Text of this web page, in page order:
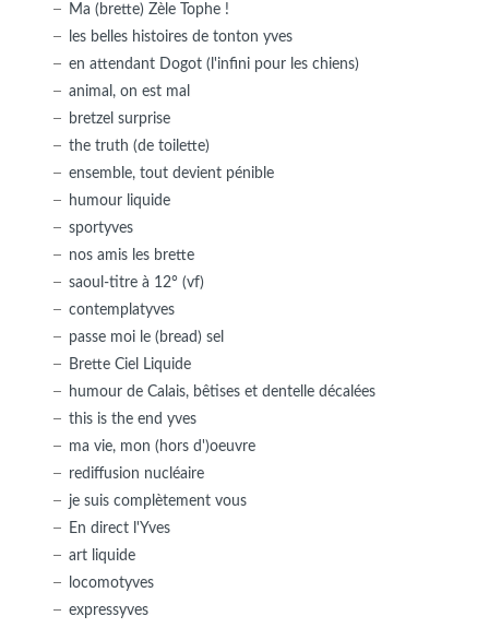
Ma (brette) Zèle Tophe !
les belles histoires de tonton yves
en attendant Dogot (l'infini pour les chiens)
animal, on est mal
bretzel surprise
the truth (de toilette)
ensemble, tout devient pénible
humour liquide
sportyves
nos amis les brette
saoul-titre à 12° (vf)
contemplatyves
passe moi le (bread) sel
Brette Ciel Liquide
humour de Calais, bêtises et dentelle décalées
this is the end yves
ma vie, mon (hors d')oeuvre
rediffusion nucléaire
je suis complètement vous
En direct l'Yves
art liquide
locomotyves
expressyves